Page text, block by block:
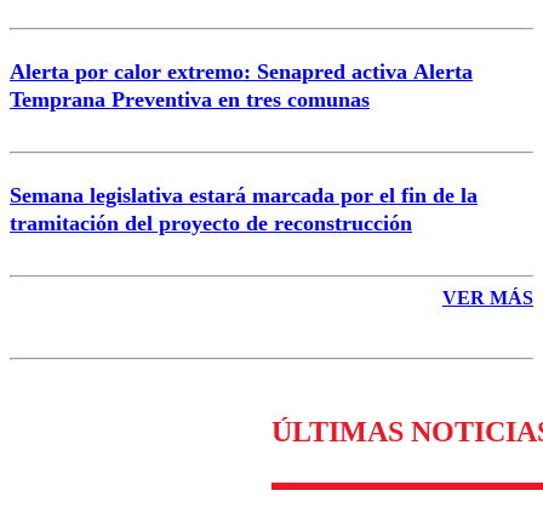
Alerta por calor extremo: Senapred activa Alerta
Temprana Preventiva en tres comunas
Semana legislativa estará marcada por el fin de la
tramitación del proyecto de reconstrucción
VER MÁS
ÚLTIMAS